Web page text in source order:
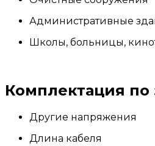
Административные
Школы, больницы,
Комплектация по
Другие напряжения
Длина кабеля